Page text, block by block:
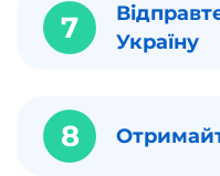
7
Україну
8